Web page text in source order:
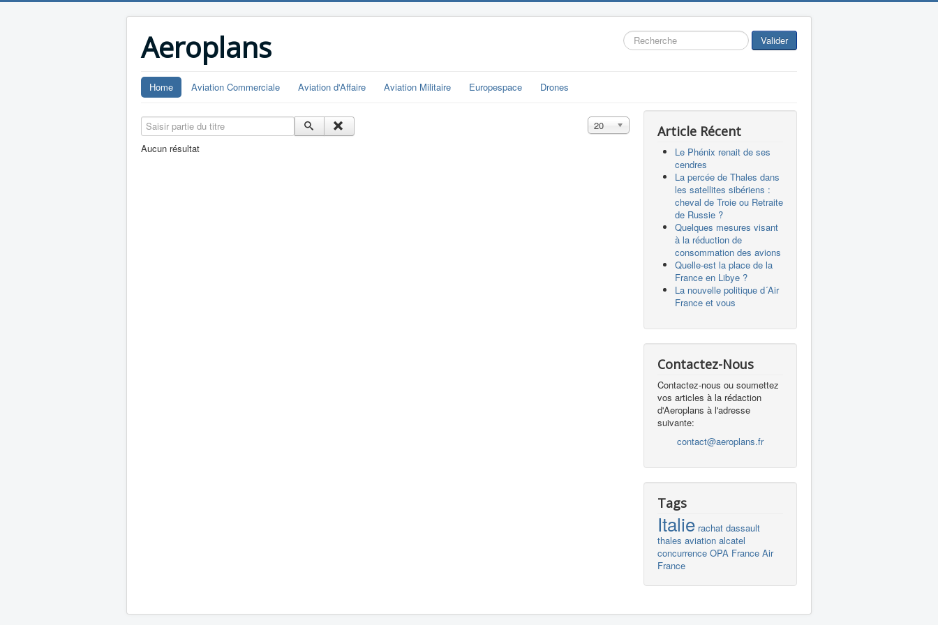
Aeroplans Rechercher Valider
Home Aviation Commerciale Aviation d'Affaire Aviation Militaire Europespace Drones
Saisir partie du titre Affichage #
20
Aucun résultat
Article Récent
Le Phénix renait de ses
cendres
La percée de Thales dans
les satellites sibériens :
cheval de Troie ou Retraite
de Russie ?
Quelques mesures visant
à la réduction de
consommation des avions
Quelle-est la place de la
France en Libye ?
La nouvelle politique d´Air
France et vous
Contactez-Nous
Contactez-nous ou soumettez
vos articles à la rédaction
d'Aeroplans à l'adresse
suivante:
contact@aeroplans.fr
Tags
Italie rachat dassault
thales aviation alcatel
concurrence OPA France Air
France